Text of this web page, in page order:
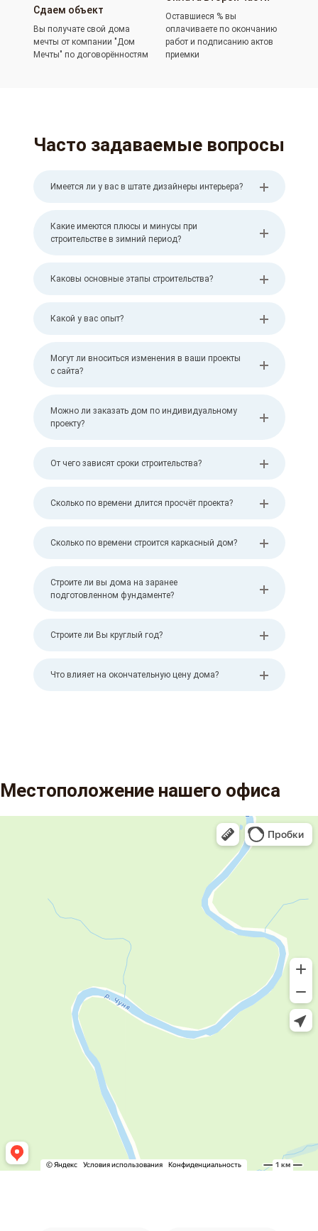
Сдаем объект
Вы получате свой дома
мечты от компании "Дом
Мечты" по договорённостям
Оставшиеся % вы
оплачиваете по окончанию
работ и подписанию актов
приемки
Часто задаваемые вопросы
Имеется ли у вас в штате дизайнеры интерьера?
Какие имеются плюсы и минусы при
строительстве в зимний период?
Каковы основные этапы строительства?
Какой у вас опыт?
Могут ли вноситься изменения в ваши проекты
с сайта?
Можно ли заказать дом по индивидуальному
проекту?
От чего зависят сроки строительства?
Сколько по времени длится просчёт проекта?
Сколько по времени строится каркасный дом?
Строите ли вы дома на заранее
подготовленном фундаменте?
Строите ли Вы круглый год?
Что влияет на окончательную цену дома?
Местоположение нашего офиса